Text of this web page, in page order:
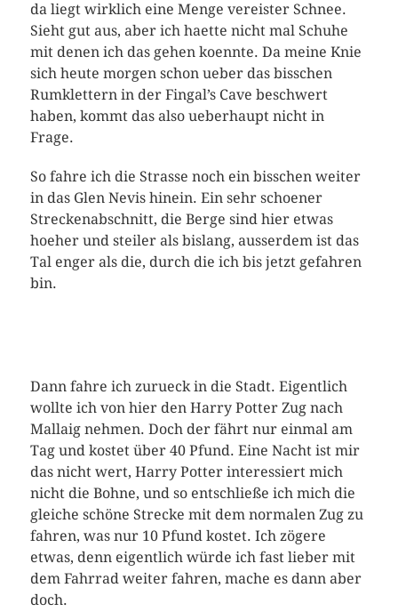
da liegt wirklich eine Menge vereister Schnee.
Sieht gut aus, aber ich haette nicht mal Schuhe
mit denen ich das gehen koennte. Da meine Knie
sich heute morgen schon ueber das bisschen
Rumklettern in der Fingal’s Cave beschwert
haben, kommt das also ueberhaupt nicht in
Frage.
So fahre ich die Strasse noch ein bisschen weiter
in das Glen Nevis hinein. Ein sehr schoener
Streckenabschnitt, die Berge sind hier etwas
hoeher und steiler als bislang, ausserdem ist das
Tal enger als die, durch die ich bis jetzt gefahren
bin.
Dann fahre ich zurueck in die Stadt. Eigentlich
wollte ich von hier den Harry Potter Zug nach
Mallaig nehmen. Doch der fährt nur einmal am
Tag und kostet über 40 Pfund. Eine Nacht ist mir
das nicht wert, Harry Potter interessiert mich
nicht die Bohne, und so entschließe ich mich die
gleiche schöne Strecke mit dem normalen Zug zu
fahren, was nur 10 Pfund kostet. Ich zögere
etwas, denn eigentlich würde ich fast lieber mit
dem Fahrrad weiter fahren, mache es dann aber
doch.